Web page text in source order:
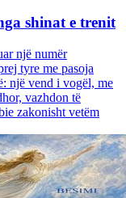
shinat e trenit
një numër
tyre me pasoja
një vend i vogël, me
vazhdon të
zakonisht vetëm